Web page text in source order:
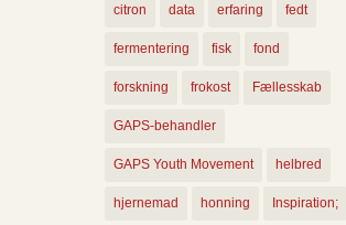
citron data erfaring fedt
fermentering fisk fond
forskning frokost Fællesskab
GAPS-behandler
GAPS Youth Movement helbred
hjernemad honning Inspiration;